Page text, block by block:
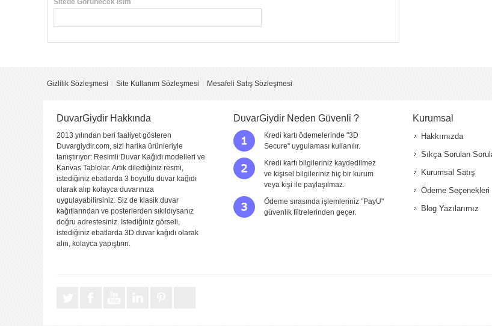
Sitede Görünecek İsim
Yorumu Gönder
Gizlilik Sözleşmesi Site Kullanım Sözleşmesi Mesafeli Satış Sözleşmesi
DuvarGiydir Hakkında
2013 yılından beri faaliyet gösteren
Duvargiydir.com, sizi harika ürünleriyle
tanıştırıyor: Resimli Duvar Kağıdı modelleri ve
Kanvas Tablolar. Artık dilediğiniz resmi,
istediğiniz ebatlarda 3 boyutlu duvar kağıdı
olarak alıp kolayca duvarınıza
uygulayabilirsiniz. Siz de klasik duvar
kağıtlarından ve posterlerden sıkıldıysanız
doğru adrestesiniz. İstediğiniz görseli,
istediğiniz ebatlarda 3D duvar kağıdı olarak
alın, kolayca yapıştırın.
DuvarGiydir Neden Güvenli ?
Kredi kartı ödemelerinde "3D
Secure" uygulaması kullanılır.
Kredi kartı bilgileriniz kaydedilmez
ve kişisel bilgileriniz hiç bir kurum
veya kişi ile paylaşılmaz.
Ödeme sırasında işlemleriniz "PayU"
güvenlik filtrelerinden geçer.
Kurumsal
Hakkımızda
Sıkça Sorulan
Kurumsal Satış
Ödeme Seçenekleri
Blog Yazılarımız